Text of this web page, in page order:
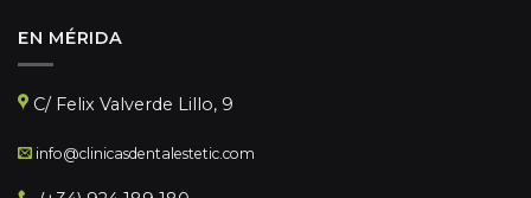
EN MÉRIDA
C/ Felix Valverde Lillo, 9
info@clinicasdentalestetic.com